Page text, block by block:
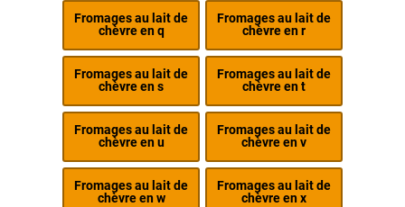
Fromages au lait de
chèvre en q
Fromages au lait de
chèvre en r
Fromages au lait de
chèvre en s
Fromages au lait de
chèvre en t
Fromages au lait de
chèvre en u
Fromages au lait de
chèvre en v
Fromages au lait de
chèvre en w
Fromages au lait de
chèvre en x